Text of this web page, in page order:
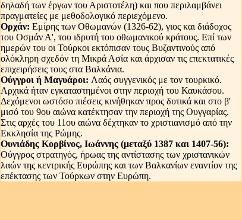
δηλαδή των έργων του Αριστοτέλη) και που περιλαμβάνει
πραγματείες με μεθοδολογικό περιεχόμενο.
Ορχάν: Εμίρης των Οθωμανών (1326-62), γιος και διάδοχος
του Οσμάν Α', του ιδρυτή του οθωμανικού κράτους. Επί των
ημερών του οι Τούρκοι εκτόπισαν τους Βυζαντινούς από
ολόκληρη σχεδόν τη Μικρά Ασία και άρχισαν τις επεκτατικές
επιχειρήσεις τους στα Βαλκάνια.
Ούγγροι ή Μαγυάροι: Λαός συγγενικός με τον τουρκικό.
Αρχικά ήταν εγκαταστημένοι στην περιοχή του Καυκάσου.
Δεχόμενοι ωστόσο πιέσεις κινήθηκαν προς δυτικά και στο β'
μισό του 9ου αιώνα κατέκτησαν την περιοχή της Ουγγαρίας.
Στις αρχές του 11ου αιώνα δέχτηκαν το χριστιανισμό από την
Εκκλησία της Ρώμης.
Ουνιάδης Κορβίνος, Ιωάννης (μεταξύ 1387 και 1407-56):
Ούγγρος στρατηγός, ήρωας της αντίστασης των χριστανικών
λαών της κεντρικής Ευρώπης και των Βαλκανίων εναντίον της
επέκτασης των Τούρκων στην Ευρώπη.